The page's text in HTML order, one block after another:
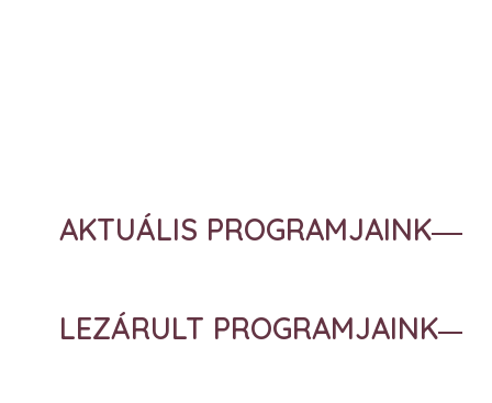
AKTUÁLIS PROGRAMJAINK
LEZÁRULT PROGRAMJAINK